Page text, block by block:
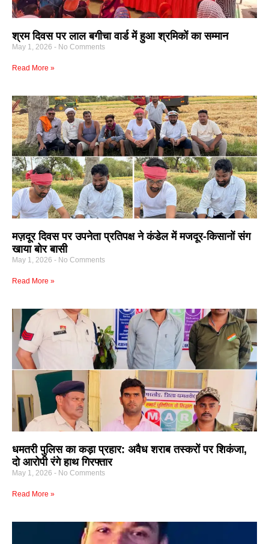
श्रम दिवस पर लाल बगीचा वार्ड में हुआ श्रमिकों का सम्मान
May 1, 2026 No Comments
Read More »
मज़दूर दिवस पर उपनेता प्रतिपक्ष ने कंडेल में मजदूर-किसानों संग
खाया बोर बासी
May 1, 2026 No Comments
Read More »
धमतरी पुलिस का कड़ा प्रहार: अवैध शराब तस्करों पर शिकंजा,
दो आरोपी रंगे हाथ गिरफ्तार
May 1, 2026 No Comments
Read More »